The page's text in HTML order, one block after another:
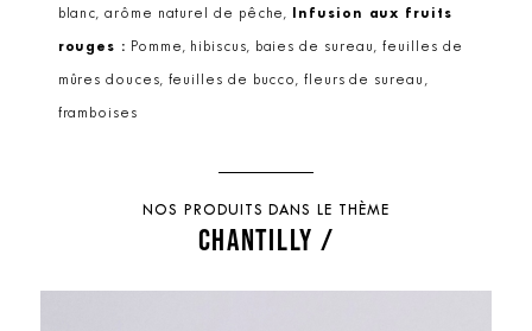
blanc, arôme naturel de pêche, Infusion aux fruits
rouges : Pomme, hibiscus, baies de sureau, feuilles de
mûres douces, feuilles de bucco, fleurs de sureau,
framboises
NOS PRODUITS DANS LE THÈME
CHANTILLY /